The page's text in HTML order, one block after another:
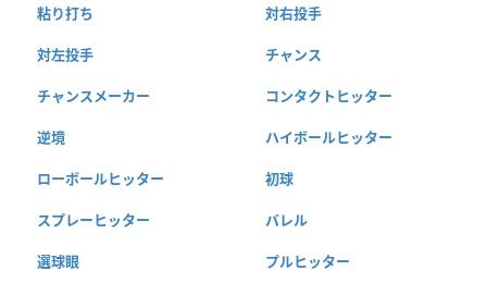
粘り打ち 対右投手
対左投手 チャンス
チャンスメーカー コンタクトヒッター
逆境 ハイボールヒッター
ローボールヒッター 初球
スプレーヒッター バレル
選球眼 プルヒッター